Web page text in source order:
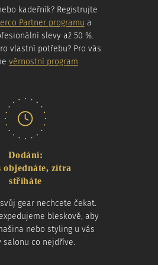
kadeřník? Registrujte
Partner programu a
slevy až 50 %.
vlastní potřebu? Pro vás
věrnostní program
Dodání:
objednáte, zítra
stříháte
gear nechcete čekat.
bleskově, aby
nebo styling u vás
salonu co nejdříve.